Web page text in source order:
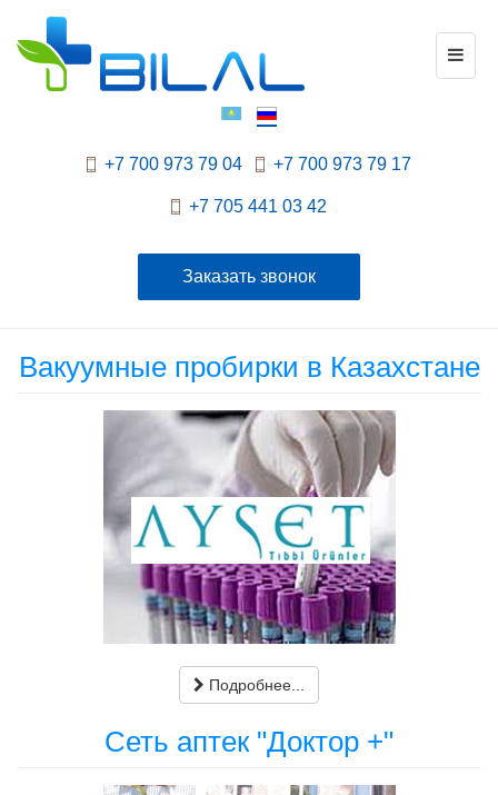
+7 700 973 79 04 +7 700 973 79 17
+7 705 441 03 42
Заказать звонок
Вакуумные пробирки в Казахстане
Подробнее...
Сеть аптек "Доктор +"